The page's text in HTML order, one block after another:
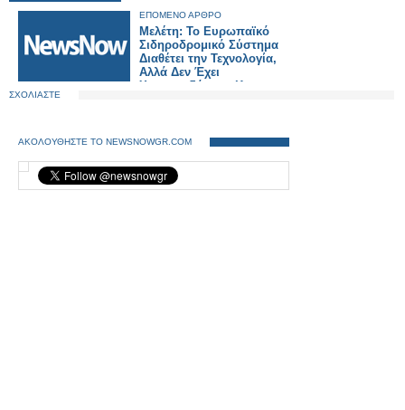
ΕΠΟΜΕΝΟ ΑΡΘΡΟ
Μελέτη: Το Ευρωπαϊκό
Σιδηροδρομικό Σύστημα
Διαθέτει την Τεχνολογία,
Αλλά Δεν Έχει
Χρηματοδότηση Και
ΣΧΟΛΙΑΣΤΕ
ΑΚΟΛΟΥΘΗΣΤΕ ΤΟ NEWSNOWGR.COM